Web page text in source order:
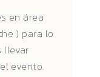
en área
) para lo
llevar
evento.